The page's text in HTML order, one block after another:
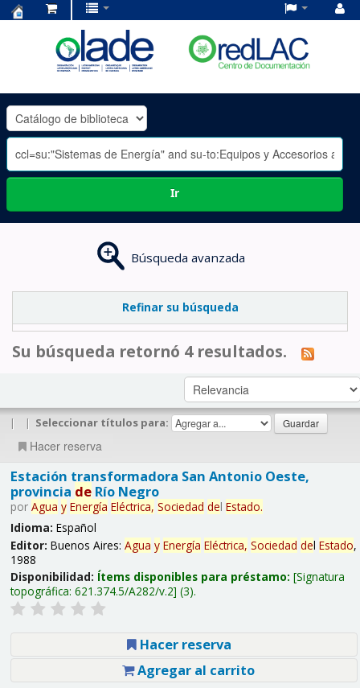
OLADE
-
Ir
Búsqueda avanzada
Refinar su búsqueda
Su búsqueda retornó 4 resultados.
| | Seleccionar títulos para:
Hacer reserva
Estación transformadora San Antonio Oeste,
provincia deRío Negro
por Agua y Energía Eléctrica, Sociedad del Estado.
Idioma: Español
Editor: Buenos Aires: Agua y Energía Eléctrica, Sociedad del Estado,
1988
Disponibilidad: Ítems disponibles para préstamo: Signatura
topográfica: 621.374.5/A282/v.2 (3).
Hacer reserva
Agregar al carrito